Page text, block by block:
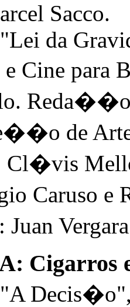
Sacco.
da
e Cine
de
Cl�vis
Caruso e
Cigarros